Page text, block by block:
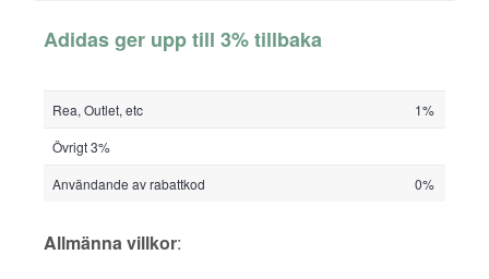
Adidas ger upp till 3% tillbaka
Rea, Outlet, etc
1%
Övrigt 3%
Användande av rabattkod
0%
Allmänna villkor: